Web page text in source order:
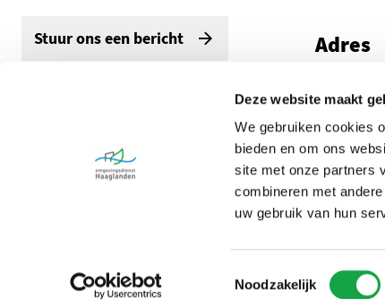
Deze website maakt
We gebruiken cookies
bieden en om ons
site met onze partners
combineren met
uw gebruik van hun
Toestemmingsselectie
Noodzakelijk
Stuur ons een bericht
LinkedIn Omgevingsdienst Haaglanden (opent in
Instagram Omgevingsdienst Haaglanden
X Omgevingsdienst Haaglanden
Facebook
Adres
2596 AW
Route
Omgevingsdienst Haaglanden © 2026